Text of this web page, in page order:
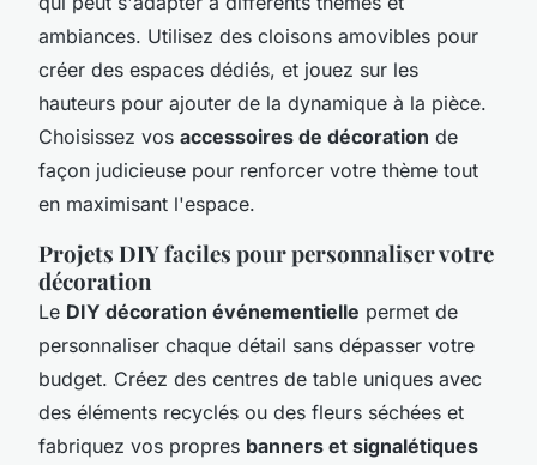
ambiances. Utilisez des cloisons amovibles pour
créer des espaces dédiés, et jouez sur les
hauteurs pour ajouter de la dynamique à la pièce.
Choisissez vos accessoires de décoration de
façon judicieuse pour renforcer votre thème tout
en maximisant l'espace.
Projets DIY faciles pour personnaliser votre
décoration
Le DIY décoration événementielle permet de
personnaliser chaque détail sans dépasser votre
budget. Créez des centres de table uniques avec
des éléments recyclés ou des fleurs séchées et
fabriquez vos propres banners et signalétiques